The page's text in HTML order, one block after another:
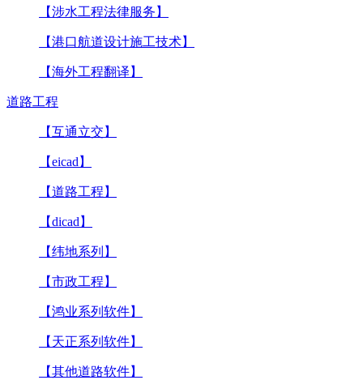
【涉水工程法律服务】
【港口航道设计施工技术】
【海外工程翻译】
道路工程
【互通立交】
【eicad】
【道路工程】
【dicad】
【纬地系列】
【市政工程】
【鸿业系列软件】
【天正系列软件】
【其他道路软件】